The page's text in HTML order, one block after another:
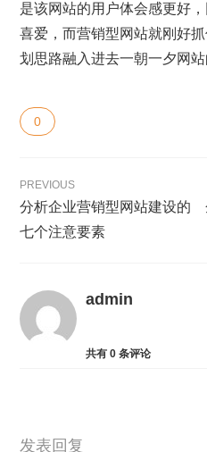
是该网站的用户体会感更好
喜爱，而营销型网站就刚好
划思路融入进去一朝一夕网站
0
PREVIOUS
分析企业营销型网站建设的
七个注意要素
admin
共有0 条评论
发表回复